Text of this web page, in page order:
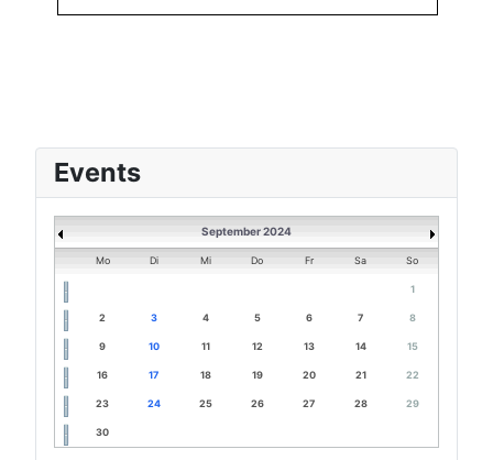
Events
September 2024
Mo Di Mi Do Fr Sa So
1
2 3 4 5 6 7 8
9 10 11 12 13 14 15
16 17 18 19 20 21 22
23 24 25 26 27 28 29
30